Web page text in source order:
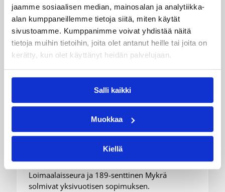
jaamme sosiaalisen median, mainosalan ja analytiikka-
alan kumppaneillemme tietoja siitä, miten käytät
sivustoamme. Kumppanimme voivat yhdistää näitä
tietoja muihin tietoihin, joita olet antanut heille tai joita on
kerätty, kun olet käyttänyt heidän palvelujaan.
Salli kaikki
Muokkaa
Kiellä
05.08.2026 09:37
Niko Mykrä Loimaa Bisonsiin
Loimaalaisseura ja 189-senttinen Mykrä
solmivat yksivuotisen sopimuksen.